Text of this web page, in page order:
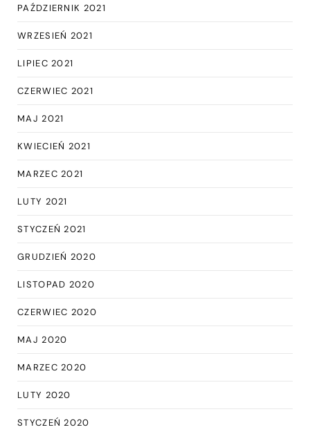
PAŹDZIERNIK 2021
WRZESIEŃ 2021
LIPIEC 2021
CZERWIEC 2021
MAJ 2021
KWIECIEŃ 2021
MARZEC 2021
LUTY 2021
STYCZEŃ 2021
GRUDZIEŃ 2020
LISTOPAD 2020
CZERWIEC 2020
MAJ 2020
MARZEC 2020
LUTY 2020
STYCZEŃ 2020